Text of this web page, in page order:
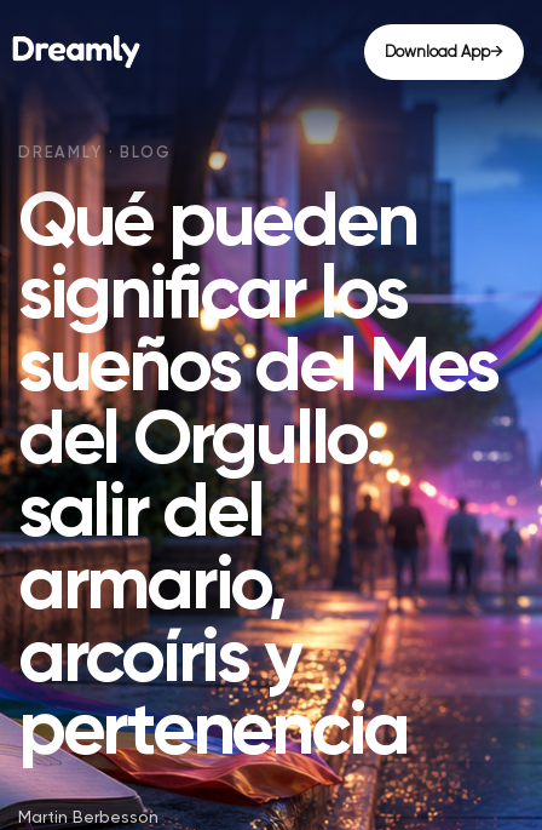
Download App→
Qué pueden
significar los
sueños del Mes
del Orgullo:
salir del
armario,
arcoíris y
pertenencia
Martin Berbesson